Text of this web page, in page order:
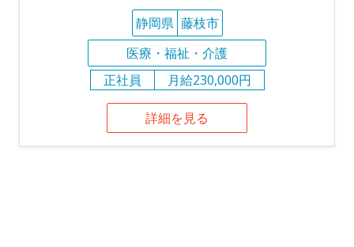
静岡県 藤枝市
医療・福祉・介護
正社員
月給230,000円
詳細を見る